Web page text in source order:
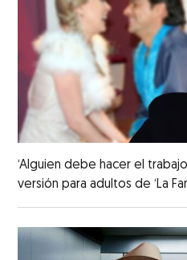
‘Alguien debe hacer el
versión para adultos de ‘La